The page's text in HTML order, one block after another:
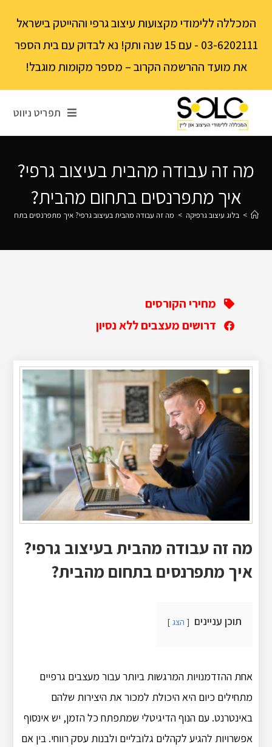
המכללה ללימודי מקצועות עיצוב גרפי וההייטק בישראל
03-6202111 - עם 15 שנה ותק! נא לבדוק עם בית הספר
את מועד ההרשמה הקרוב – מספר מקומות מוגבל!
תפריט ניווט
מה זה עבודה מהבית בעיצוב גרפי?
איך מתפרנסים בתחום מהבית?
> בלוג עיצוב גרפיקה > מה זה עבודה מהבית בעיצוב גרפי? איך מתפרנסים בתחום
מחירי הקורסים
דרושים מעצבים ללא נסיון
מה זה עבודה מהבית בעיצוב גרפי?
איך מתפרנסים בתחום מהבית?
תוכן עניינים הצג
אחת ההזדמנויות המרגשות ביותר עבור מעצבים גרפיים
מתחילים כיום היא היכולת למכור את היצירות שלהם
באינטרנט. עם הנוף הדיגיטלי שמתפתח כל הזמן, יש אינסוף
אפשרויות להגיע לקהלים גלובליים ולבנות עסק רווחי. בין אם